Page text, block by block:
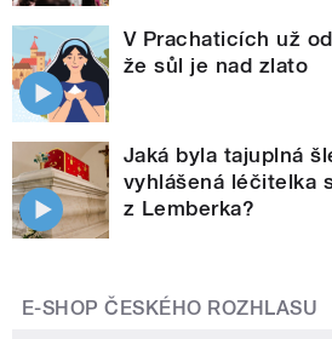
V Prachaticích už
že sůl je nad zlato
Jaká byla tajuplná
vyhlášená léčitelka
z Lemberka?
E-SHOP ČESKÉHO ROZHLASU